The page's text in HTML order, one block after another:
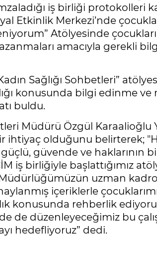
iş birliği protokolleri
Etkinlik Merkezi’nde
Atölyesinde
amacıyla gerekli
Sağlığı Sohbetleri”
konusunda bilgi edinme ve
buldu.
Müdürü Özgül Karaalioğlu
ihtiyaç olduğunu belirterek;
güvende ve haklarının
iş birliğiyle başlattığımız
uzman
içeriklerle
konusunda rehberlik
de düzenleyeceğimiz bu
hedefliyoruz” dedi.